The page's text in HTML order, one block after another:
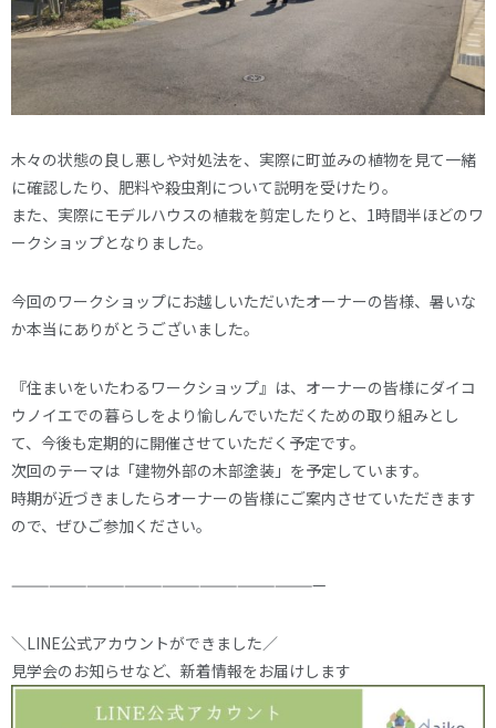
木々の状態の良し悪しや対処法を、実際に町並みの植物を見て一緒
に確認したり、肥料や殺虫剤について説明を受けたり。
また、実際にモデルハウスの植栽を剪定したりと、1時間半ほどのワ
ークショップとなりました。
今回のワークショップにお越しいただいたオーナーの皆様、暑いな
か本当にありがとうございました。
『住まいをいたわるワークショップ』は、オーナーの皆様にダイコ
ウノイエでの暮らしをより愉しんでいただくための取り組みとし
て、今後も定期的に開催させていただく予定です。
次回のテーマは「建物外部の木部塗装」を予定しています。
時期が近づきましたらオーナーの皆様にご案内させていただきます
ので、ぜひご参加ください。
—————————————————————————
＼LINE公式アカウントができました／
見学会のお知らせなど、新着情報をお届けします